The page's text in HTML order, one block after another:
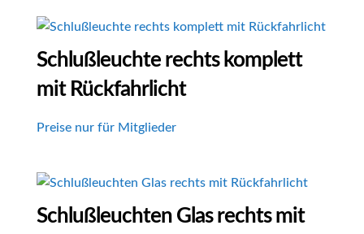
Schlußleuchte rechts komplett
mit Rückfahrlicht
Preise nur für Mitglieder
Schlußleuchten Glas rechts mit